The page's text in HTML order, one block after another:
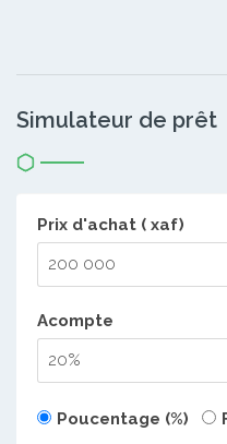
Simulateur de prêt
Prix d'achat ( xaf)
Acompte
Poucentage (%)